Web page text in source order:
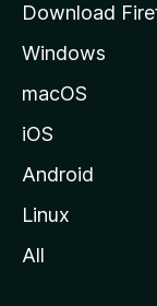
e
M
i
l
Download
Windows
macOS
iOS
Android
Linux
All